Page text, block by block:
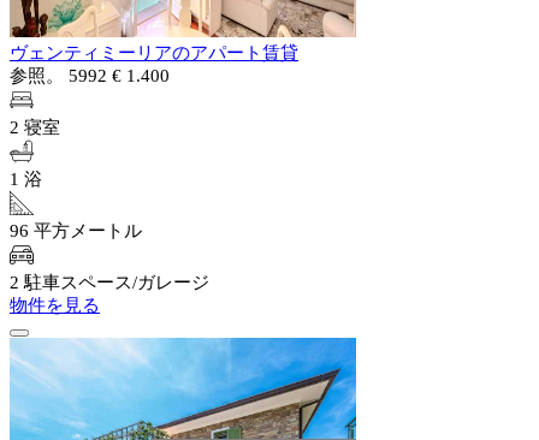
ヴェンティミーリアのアパート賃貸
参照。 5992 € 1.400
2 寝室
1 浴
96 平方メートル
2 駐車スペース/ガレージ
物件を見る